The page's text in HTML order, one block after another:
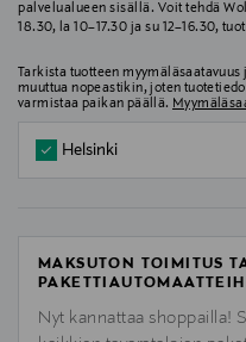
palvelualueen sisällä. Voit tehdä
18.30, la 10–17.30 ja su 12–16.30,
Tarkista tuotteen
muuttua nopeastikin, joten
varmistaa paikan päällä.
Helsinki
MAKSUTON TOIMITUS
Nyt kannattaa shoppailla!